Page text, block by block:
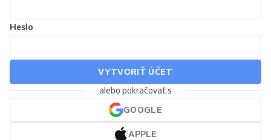
Heslo
VYTVORIŤ ÚČET
alebo pokračovať s
GOOGLE
APPLE